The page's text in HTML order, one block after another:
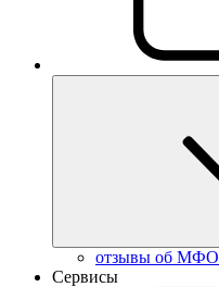
отзывы об МФО
Сервисы